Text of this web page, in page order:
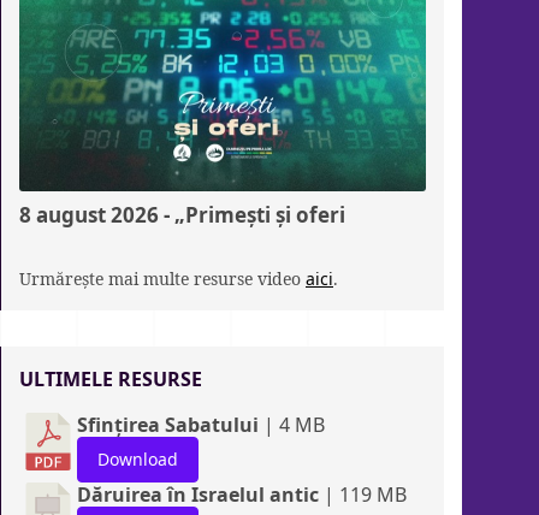
8 august 2026 - „Primești și oferi
Urmărește mai multe resurse video aici.
ULTIMELE RESURSE
Sfințirea Sabatului | 4 MB
Download
Dăruirea în Israelul antic | 119 MB